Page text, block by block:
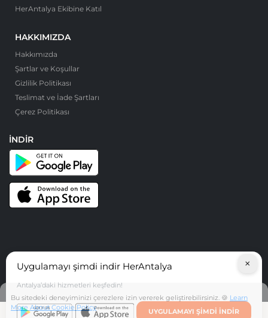
HerAntalya Ekibine Katıl
HAKKIMIZDA
Hakkımızda
Şartlar ve Koşullar
Gizlilik Politikası
Teslimat ve İade Şartları
Çerez Politikası
İNDIR
© HerAntalya. 2026. Tüm Hakları Saklıdır
Uygulamayı şimdi indir HerAntalya
Antalya’daki hizmetleri keşfedin!
UYGULAMAYI ŞIMDI INDIR
×
Bu sitedeki deneyiminizi çerezlere izin vererek geliştirebilirsiniz. 🍪 Learn
More About Cookie Policy